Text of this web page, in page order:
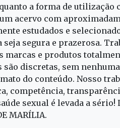
a forma de utilização
acervo com
estudados e
segura e prazerosa.
marcas e produtos
são discretas, sem
do conteúdo. Nosso
competência,
sexual é levada a sério!
MARÍLIA.